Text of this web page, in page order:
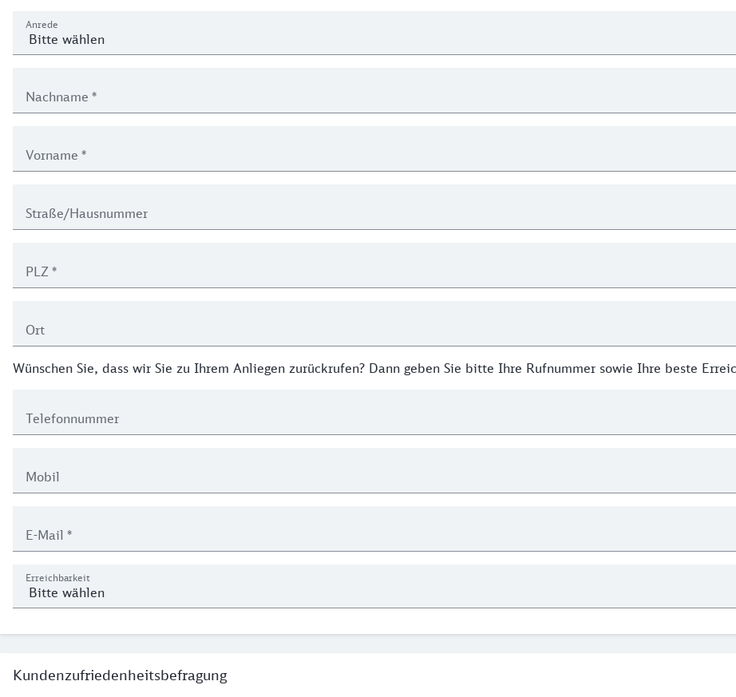
Anrede
Nachname *
Vorname *
Straße/Hausnummer
PLZ *
Ort
Wünschen Sie, dass wir Sie zu Ihrem Anliegen zurückrufen? Dann geben Sie bitte Ihre Rufnummer sowie Ihre beste
Telefonnummer
Mobil
E-Mail *
Erreichbarkeit
Kundenzufriedenheitsbefragung